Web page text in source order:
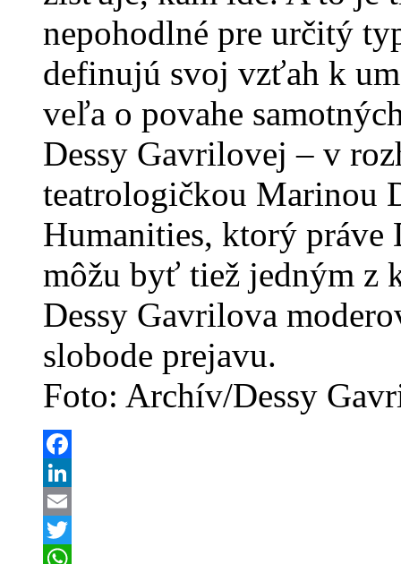
nepohodlné pre určitý
definujú svoj vzťah k
veľa o povahe
Dessy Gavrilovej – v
teatrologičkou Marinou
Humanities, ktorý práve
môžu byť tiež jedným z
Dessy Gavrilova
slobode prejavu.
Foto: Archív/Dessy
Facebook
LinkedIn
Email
Twitter